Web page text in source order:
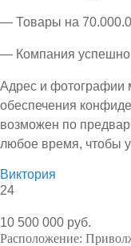
— Товары на
— Компания успешно
Адрес и фотографии
обеспечения
возможен по
любое время, чтобы
Виктория
24
10 500 000 руб.
Расположение: